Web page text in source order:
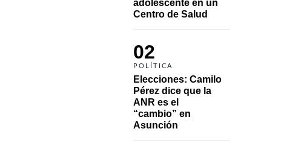
adolescente en un
Centro de Salud
02
POLÍTICA
Elecciones: Camilo
Pérez dice que la
ANR es el
“cambio” en
Asunción